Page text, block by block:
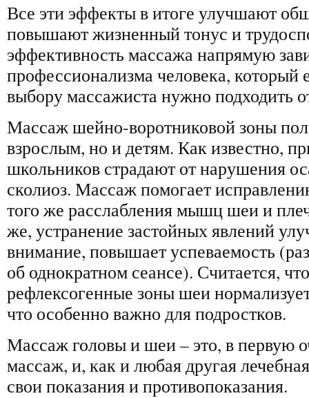
Все эти эффекты в итоге улучшают
повышают жизненный тонус и
эффективность массажа напрямую
профессионализма человека, который
выбору массажиста нужно подходить
Массаж шейно-воротниковой зоны
взрослым, но и детям. Как известно,
школьников страдают от нарушения
сколиоз. Массаж помогает
того же расслабления мышц шеи и
же, устранение застойных явлений
внимание, повышает успеваемость
об однократном сеансе). Считается,
рефлексогенные зоны шеи
что особенно важно для подростков.
Массаж головы и шеи – это, в первую
массаж, и, как и любая другая
свои показания и противопоказания.